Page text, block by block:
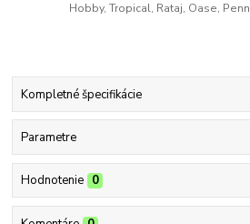
Hobby, Tropical, Rataj, Oase,
Kompletné špecifikácie
Parametre
Hodnotenie 0